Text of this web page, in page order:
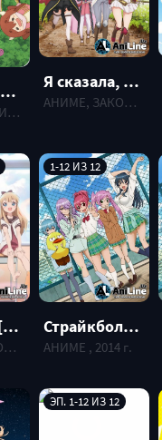
Дочь короля демонов слишком добрая! (2026)
АНИМЕ, НОВИНКИ , 2026 г.
Я сказала, усредни мои способности! / Watashi, Nouryoku wa Heikinchi dette Itta yo ne!
АНИМЕ, ЗАКОНЧЕННЫЕ , 2019 г.
Юру Юри [ТВ-1] / Лилии на ветру [ТВ-1] / Yuru Yuri [TV-1]
АНИМЕ, ЗАКОНЧЕННЫЕ , 2011 г.
1-12 ИЗ 12
Страйкбольный Клуб / Sabagebu!
АНИМЕ , 2014 г.
ЭП. 1-12 ИЗ 12